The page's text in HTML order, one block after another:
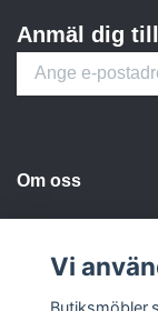
Anmäl dig
Om oss
Vi